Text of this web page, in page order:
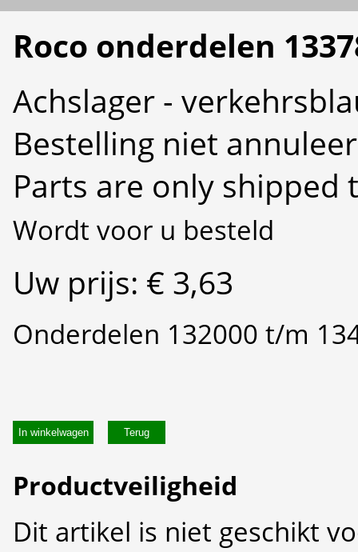
Roco onderdelen
Achslager -
Bestelling niet
Parts are only shipped
Wordt voor u besteld
Uw prijs: € 3,63
Onderdelen 132000 t/m
In winkelwagen
Productveiligheid
Dit artikel is niet geschikt